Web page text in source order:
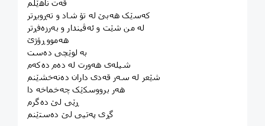
قەت ناهێڵم
کەسێک هەبێ لە تۆ شاد و تەڕوبڕتر
لە من شێت و ئەڤیندار و بەرزەفڕتر
هەموو ڕۆژێ
بە لوێچی دەست
شیلەی هەورت لە دەم دەکەم
شێعر لە سەر قەدی داران دەنەخشێنم
هەر برووسکێک چەخماخە دا
ڕێی لێ دەگرم
گڕی پەتیی لێ دەستێنم